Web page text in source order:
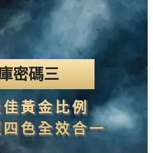
密碼三
黃金比例
色全效合一